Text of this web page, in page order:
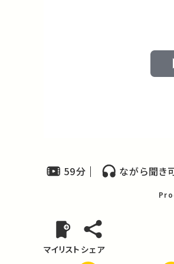
59分 ながら聞き
マイリスト シェア